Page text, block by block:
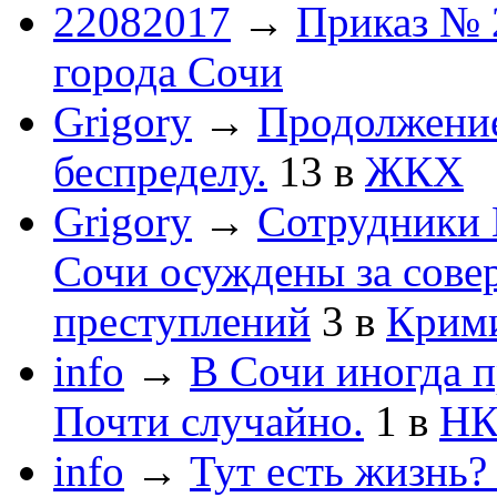
22082017 → Приказ №
города Сочи
Grigory →
беспределу. 13 в ЖКХ
Grigory →
Сочи осуждены за
преступлений 3 в
info → В Сочи иногда
Почти случайно. 1 в
info → Тут есть